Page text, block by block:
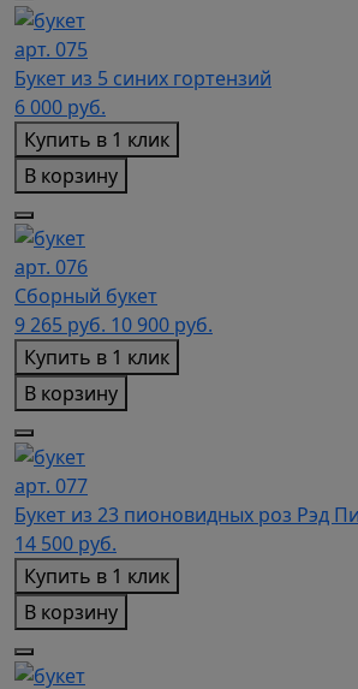
арт. 075
Букет из 5 синих гортензий
6 000 руб.
Купить в 1 клик
В корзину
арт. 076
Сборный букет
9 265 руб. 10 900 руб.
Купить в 1 клик
В корзину
арт. 077
Букет из 23 пионовидных роз Рэд
14 500 руб.
Купить в 1 клик
В корзину